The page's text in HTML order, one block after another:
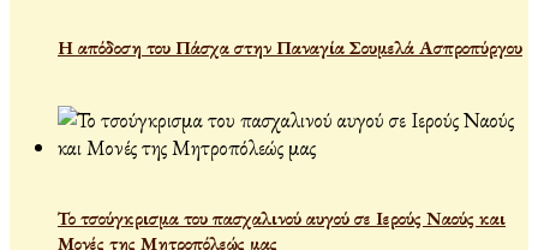
Η απόδοση του Πάσχα στην Παναγία Σουμελά Ασπροπύργου
Το τσούγκρισμα του πασχαλινού αυγού σε Ιερούς Ναούς και
Μονές της Μητροπόλεώς μας